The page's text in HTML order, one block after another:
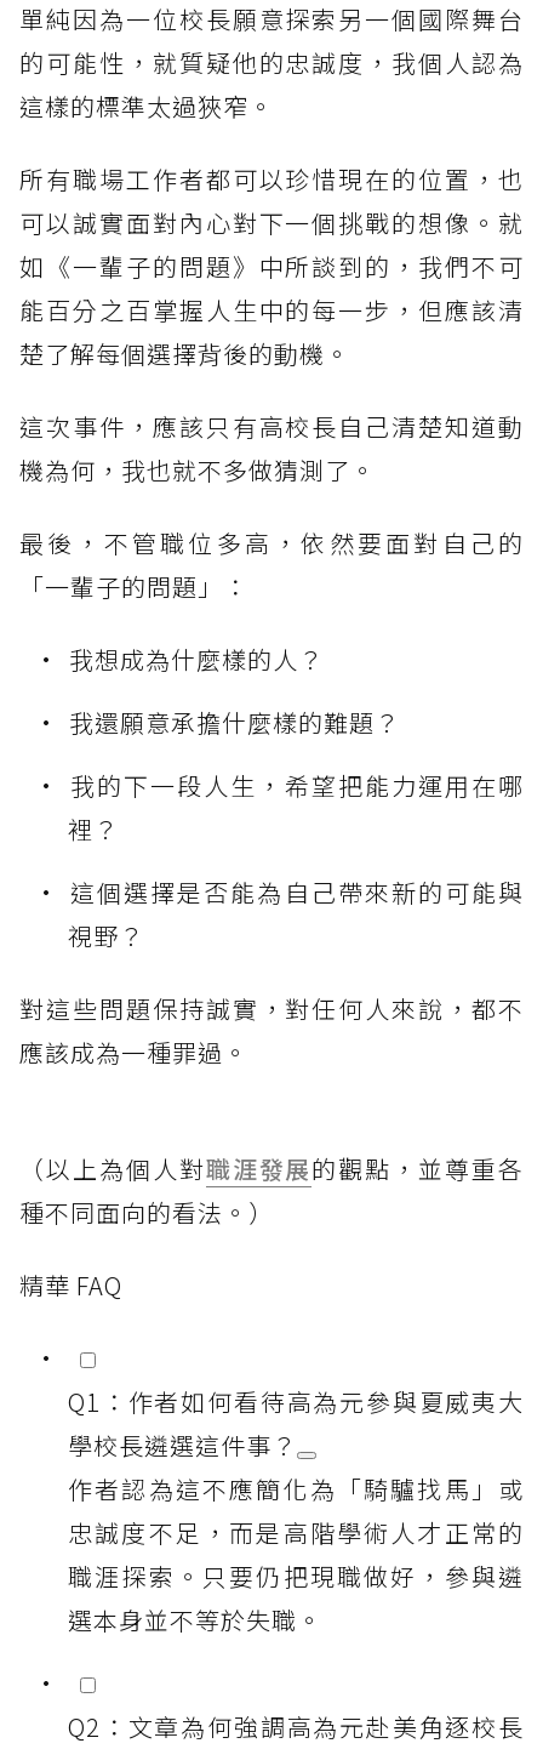
單純因為一位校長願意探索另一個國際舞台
的可能性，就質疑他的忠誠度，我個人認為
這樣的標準太過狹窄。
所有職場工作者都可以珍惜現在的位置，也
可以誠實面對內心對下一個挑戰的想像。就
如《一輩子的問題》中所談到的，我們不可
能百分之百掌握人生中的每一步，但應該清
楚了解每個選擇背後的動機。
這次事件，應該只有高校長自己清楚知道動
機為何，我也就不多做猜測了。
最後，不管職位多高，依然要面對自己的
「一輩子的問題」：
我想成為什麼樣的人？
我還願意承擔什麼樣的難題？
我的下一段人生，希望把能力運用在哪
裡？
這個選擇是否能為自己帶來新的可能與
視野？
對這些問題保持誠實，對任何人來說，都不
應該成為一種罪過。
（以上為個人對職涯發展的觀點，並尊重各
種不同面向的看法。）
精華 FAQ
Q1：作者如何看待高為元參與夏威夷大
學校長遴選這件事？
作者認為這不應簡化為「騎驢找馬」或
忠誠度不足，而是高階學術人才正常的
職涯探索。只要仍把現職做好，參與遴
選本身並不等於失職。
Q2：文章為何強調高為元赴美角逐校長